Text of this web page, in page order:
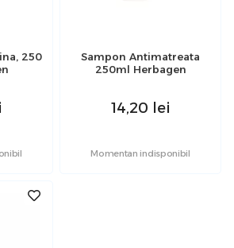
250
Sampon Antimatreata
250ml Herbagen
14,20 lei
Momentan indisponibil